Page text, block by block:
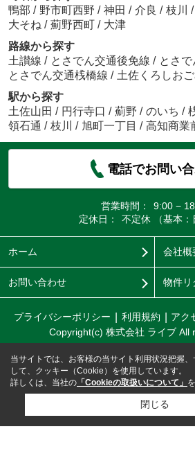
鴨部 / 野市町西野 / 神田 / 介良 / 枝川 /
大そね / 薊野西町 / 大津
路線から探す
土讃線 / とさでん交通後免線 / とさ
とさでん交通桟橋線 / 土佐くろしお
駅から探す
土佐山田 / 円行寺口 / 薊野 / のいち /
領石通 / 枝川 / 旭町一丁目 / 高知商業
電話でお問い
営業時間：
9:00 −
定休日：
不定休 （基本：
ホーム 会社概
お問い合わせ 物件リ
プライバシーポリシー 利用規約 アク
Copyright(c) 株式会社 ライブ All
当サイトでは、お客様の当サイト利用状況把握
して、クッキー（Cookie）を使用しています。
詳しくは、当社の 「Cookieの取扱いについて」
閉じる